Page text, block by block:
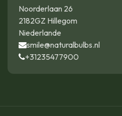
Noorderlaan 26
2182GZ Hillegom
Niederlande
smile@naturalbulbs.nl
+31235477900